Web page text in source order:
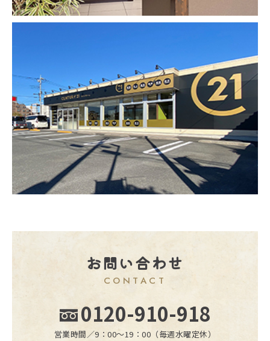
お問い合わせ
CONTACT
0120-910-918
営業時間／9：00〜19：00（毎週水曜定休）